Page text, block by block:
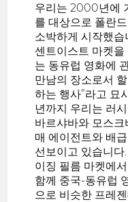
우리는 2000년에
를 대상으로 폴란
소박하게 시작했습
센트이스트 마켓을
는 동유럽 영화에
만남의 장소로서
하는 행사”라고 묘
년까지 우리는 러
바르샤바와 모스
매 에이전트와 배
선보이고 있습니다
이징 필름 마켓에
함께 중국-동유럽
으로 비슷한 프레